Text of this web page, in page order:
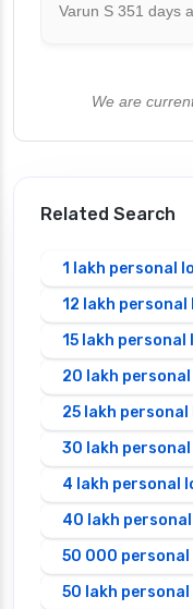
Varun S 351 days
We are
Related Search
1 lakh personal
12 lakh personal
15 lakh personal
20 lakh
25 lakh personal
30 lakh personal
4 lakh personal
40 lakh
50 000 personal
50 lakh personal